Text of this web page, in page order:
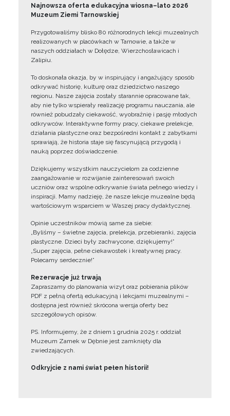
Najnowsza oferta edukacyjna wiosna–lato 2026
Muzeum Ziemi Tarnowskiej
Przygotowaliśmy blisko 80 różnorodnych lekcji muzealnych
realizowanych w placówkach w Tarnowie, a także w
naszych oddziałach w Dołędze, Wierzchosławicach i
Zalipiu.
To doskonała okazja, by w inspirujący i angażujący sposób
odkrywać historię, kulturę oraz dziedzictwo naszego
regionu. Nasze zajęcia zostały starannie opracowane tak,
aby nie tylko wspierały realizację programu nauczania, ale
również pobudzały ciekawość, wyobraźnię i pasję młodych
odkrywców. Interaktywne formy pracy, ciekawe prelekcje,
działania plastyczne oraz bezpośredni kontakt z zabytkami
sprawiają, że historia staje się fascynującą przygodą i
nauką poprzez doświadczenie.
Dziękujemy wszystkim nauczycielom za codzienne
zaangażowanie w rozwijanie zainteresowań swoich
uczniów oraz wspólne odkrywanie świata pełnego wiedzy i
inspiracji. Mamy nadzieję, że nasze lekcje muzealne będą
wartościowym wsparciem w Waszej pracy dydaktycznej.
Opinie uczestników mówią same za siebie:
„Byliśmy – świetne zajęcia, prelekcja, przebieranki, zajęcia
plastyczne. Dzieci były zachwycone, dziękujemy!”
„Super zajęcia, pełne ciekawostek i kreatywnej pracy.
Polecamy serdecznie!”
Rezerwacje już trwają
Zapraszamy do planowania wizyt oraz pobierania plików
PDF z pełną ofertą edukacyjną i lekcjami muzealnymi –
dostępna jest również skrócona wersja oferty bez
szczegółowych opisów.
PS. Informujemy, że z dniem 1 grudnia 2025 r. oddział
Muzeum Zamek w Dębnie jest zamknięty dla
zwiedzających.
Odkryjcie z nami świat pełen historii!